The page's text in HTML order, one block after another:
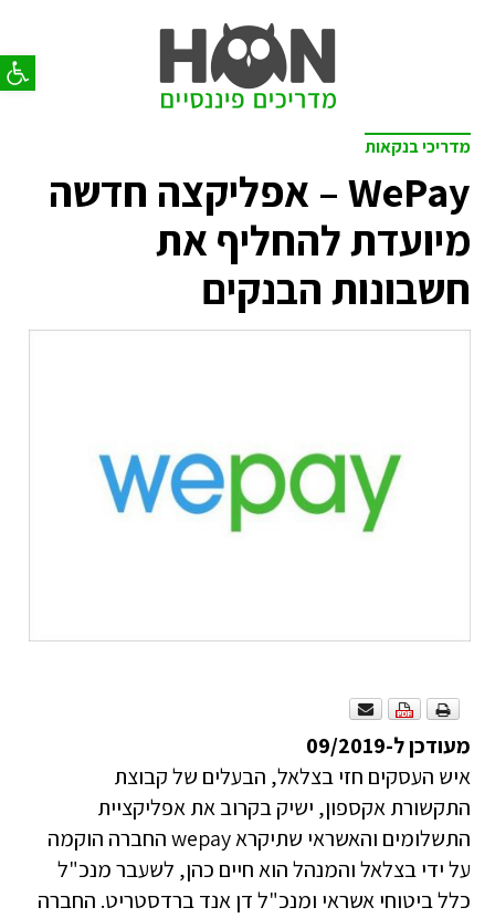
פתח
מדריכי בנקאות
WePay – אפליקצה חדשה
מיועדת להחליף את
חשבונות הבנקים
מעודכן ל-09/2019
איש העסקים חזי בצלאל, הבעלים של קבוצת
התקשורת אקספון, ישיק בקרוב את אפליקציית
התשלומים והאשראי שתיקרא wepay החברה הוקמה
על ידי בצלאל והמנהל הוא חיים כהן, לשעבר מנכ"ל
כלל ביטוחי אשראי ומנכ"ל דן אנד ברדסטריט. החברה